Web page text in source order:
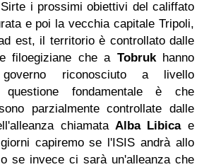
i prossimi obiettivi del califfato
e poi la vecchia capitale Tripoli,
est, il territorio è controllato dalle
filoegiziane che aTobrukhanno
riconosciuto a livello
questione fondamentale è che
parzialmente controllate dalle
chiamataAlba Libicae
capiremo se l'ISIS andrà allo
se invece ci sarà un'alleanza che